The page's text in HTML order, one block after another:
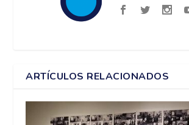
ARTÍCULOS RELACIONADOS